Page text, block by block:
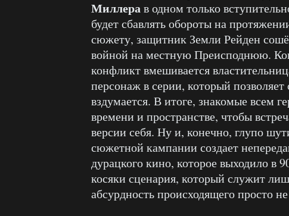
Миллерав одном только
будет сбавлять обороты на
сюжету, защитник Земли Рейден
войной на местную Преисподнюю.
конфликт вмешивается
персонаж в серии, который
вздумается. В итоге, знакомые всем
времени и пространстве, чтобы
версии себя. Ну и, конечно, глупо
сюжетной кампании создает
дурацкого кино, которое выходило в
косяки сценария, который служит
абсурдность происходящего просто